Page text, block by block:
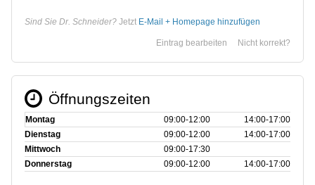
Sind Sie Dr. Schneider? Jetzt E-Mail + Homepage hinzufügen
Nicht korrekt?
Eintrag bearbeiten
Öffnungszeiten
Montag 09:00‑12:00
14:00‑17:00
Dienstag
09:00‑12:00
14:00‑17:00
Mittwoch
09:00‑17:30
Donnerstag
09:00‑12:00 14:00‑17:00